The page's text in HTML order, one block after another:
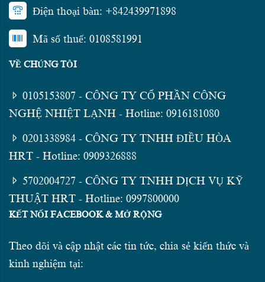
Điện thoại bàn: +842439971898
Mã số thuế: 0108581991
VỀ CHÚNG TÔI
0105153807 - CÔNG TY CỔ PHẦN CÔNG
NGHỆ NHIỆT LẠNH - Hotline: 0916181080
0201338984 - CÔNG TY TNHH ĐIỀU HÒA
HRT - Hotline: 0909326888
5702004727 - CÔNG TY TNHH DỊCH VỤ KỸ
THUẬT HRT - Hotline: 0997800000
KẾT NỐI FACEBOOK & MỞ RỘNG
Theo dõi và cập nhật các tin tức, chia sẻ kiến thức và
kinh nghiệm tại: